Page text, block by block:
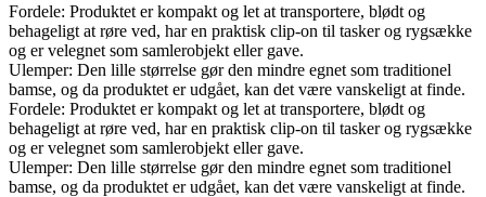
Fordele: Produktet er kompakt og let at transportere, blødt og
behageligt at røre ved, har en praktisk clip-on til tasker og rygsække
og er velegnet som samlerobjekt eller gave.
Ulemper: Den lille størrelse gør den mindre egnet som traditionel
bamse, og da produktet er udgået, kan det være vanskeligt at finde.
Fordele: Produktet er kompakt og let at transportere, blødt og
behageligt at røre ved, har en praktisk clip-on til tasker og rygsække
og er velegnet som samlerobjekt eller gave.
Ulemper: Den lille størrelse gør den mindre egnet som traditionel
bamse, og da produktet er udgået, kan det være vanskeligt at finde.